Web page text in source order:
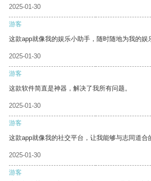
2025-01-30
游客
这款app就像我的娱乐小助手，随时随地为我的娱
2025-01-30
游客
这款软件简直是神器，解决了我所有问题。
2025-01-30
游客
这款app就像我的社交平台，让我能够与志同道合
2025-01-30
游客